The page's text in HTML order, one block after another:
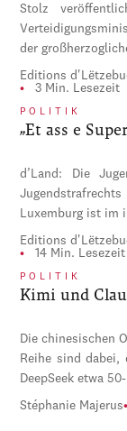
Stolz
der
Editions
3 Min. Lesezeit
POLITIK
„Et ass e
d’Land: Die
Luxemburg ist
Editions
14 Min. Lesezeit
POLITIK
Kimi und
Die chinesischen
Reihe sind
DeepSeek etwa
Stéphanie Majerus